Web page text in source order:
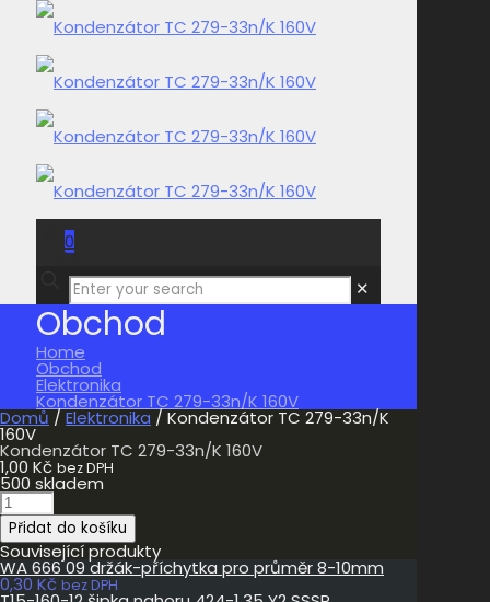
0
0,00 Kč
✕
Obchod
Home
Obchod
Elektronika
Kondenzátor TC 279-33n/K 160V
Domů / Elektronika / Kondenzátor TC 279-33n/K
160V
Kondenzátor TC 279-33n/K 160V
1,00 Kč bez DPH
500 skladem
Kondenzátor
TC
279-
33n/K
160V
množství
Přidat do košíku
Související produkty
WA 666 09 držák-příchytka pro průměr 8-10mm
0,30 Kč bez DPH